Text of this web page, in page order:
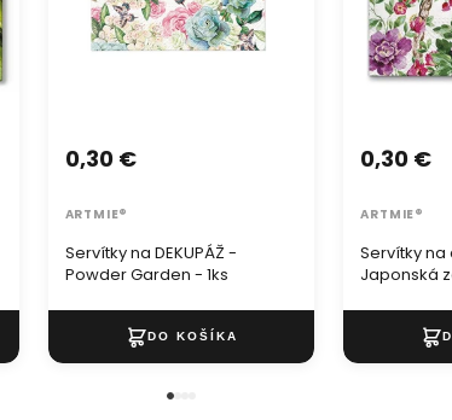
Servítky na DEKUPÁŽ -
Powder Garden - 1ks
0,30 €
ARTMIE®
Servítky na
Japonská
0,30 €
ARTMIE®